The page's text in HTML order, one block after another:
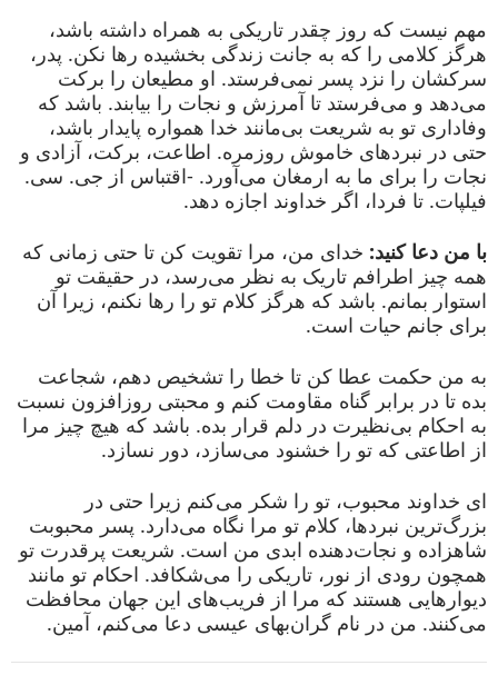
مهم نیست که روز چقدر تاریکی به همراه داشته باشد،
هرگز کلامی را که به جانت زندگی بخشیده رها نکن. پدر،
سرکشان را نزد پسر نمی‌فرستد. او مطیعان را برکت
می‌دهد و می‌فرستد تا آمرزش و نجات را بیابند. باشد که
وفاداری تو به شریعت بی‌مانند خدا همواره پایدار باشد،
حتی در نبردهای خاموش روزمره. اطاعت، برکت، آزادی و
نجات را برای ما به ارمغان می‌آورد. -اقتباس از جی. سی.
فیلپات. تا فردا، اگر خداوند اجازه دهد.
با من دعا کنید: خدای من، مرا تقویت کن تا حتی زمانی که
همه چیز اطرافم تاریک به نظر می‌رسد، در حقیقت تو
استوار بمانم. باشد که هرگز کلام تو را رها نکنم، زیرا آن
برای جانم حیات است.
به من حکمت عطا کن تا خطا را تشخیص دهم، شجاعت
بده تا در برابر گناه مقاومت کنم و محبتی روزافزون نسبت
به احکام بی‌نظیرت در دلم قرار بده. باشد که هیچ چیز مرا
از اطاعتی که تو را خشنود می‌سازد، دور نسازد.
ای خداوند محبوب، تو را شکر می‌کنم زیرا حتی در
بزرگ‌ترین نبردها، کلام تو مرا نگاه می‌دارد. پسر محبوبت
شاهزاده و نجات‌دهنده ابدی من است. شریعت پرقدرت تو
همچون رودی از نور، تاریکی را می‌شکافد. احکام تو مانند
دیوارهایی هستند که مرا از فریب‌های این جهان محافظت
می‌کنند. من در نام گران‌بهای عیسی دعا می‌کنم، آمین.